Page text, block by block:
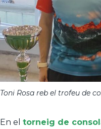
Toni Rosa reb el trofeu de
En el torneig de